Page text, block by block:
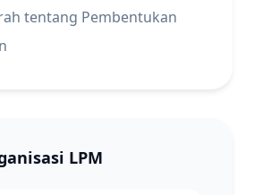
tentang Pembentukan
LPM